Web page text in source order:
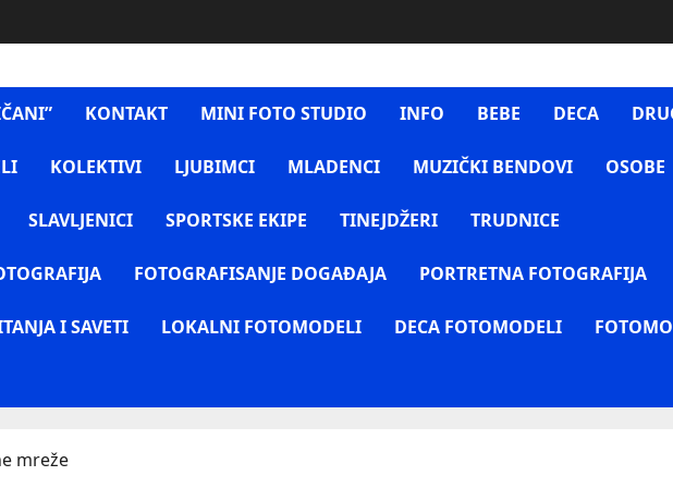
KONTAKT MINI FOTO STUDIO INFO BEBE DECA
KOLEKTIVI LJUBIMCI MLADENCI MUZIČKI BENDOVI OSOBE
SLAVLJENICI SPORTSKE EKIPE TINEJDŽERI TRUDNICE
FOTOGRAFISANJE DOGAĐAJA PORTRETNA FOTOGRAFIJA
I SAVETI LOKALNI FOTOMODELI DECA FOTOMODELI
mreže